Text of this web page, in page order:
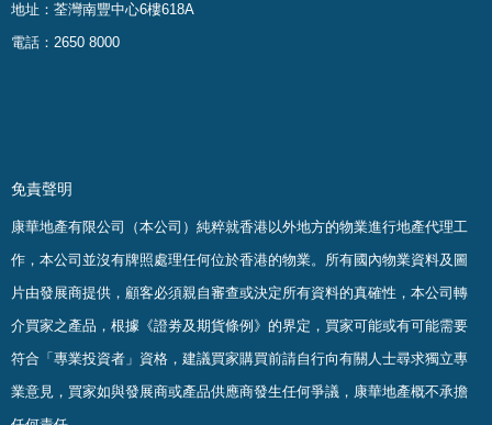
地址：荃灣南豐中心6樓618A
電話：2650 8000
免責聲明
康華地產有限公司（本公司）純粹就香港以外地方的物業進行地產代理工
作，本公司並沒有牌照處理任何位於香港的物業。 所有國內物業資料及圖
片由發展商提供，顧客必須親自審查或決定所有資料的真確性 ， 本公司轉
介買家之產品，根據《證劵及期貨條例》的界定，買家可能或有可能需要
符合「專業投資者」資格，建議買家購買前請自行向有關人士尋求獨立專
業意見，買家如與發展商或產品供應商發生任何爭議，康華地產概不承擔